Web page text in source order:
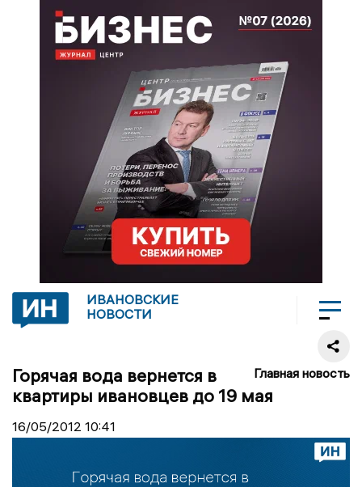
ИВАНОВСКИЕ
НОВОСТИ
Главная новость
Горячая вода вернется в
квартиры ивановцев до 19 мая
16/05/2012 10:41